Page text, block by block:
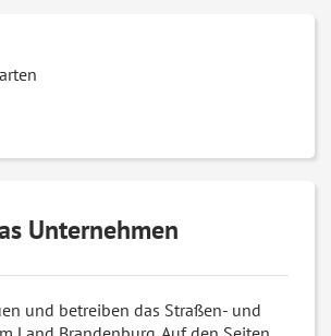
Unternehmen
und betreiben das Straßen- und